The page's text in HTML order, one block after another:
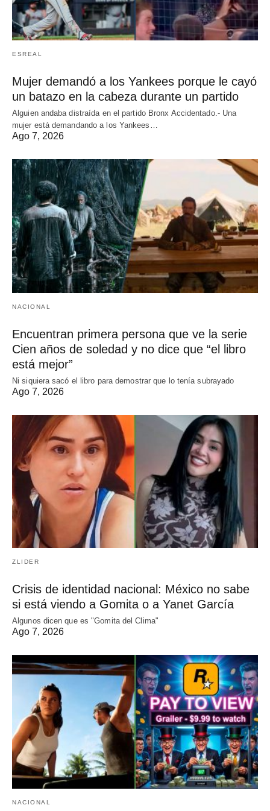
ESREAL
Mujer demandó a los Yankees porque le cayó
un batazo en la cabeza durante un partido
Alguien andaba distraída en el partido Bronx Accidentado.- Una
mujer está demandando a los Yankees…
Ago 7, 2026
NACIONAL
Encuentran primera persona que ve la serie
Cien años de soledad y no dice que “el libro
está mejor”
Ni siquiera sacó el libro para demostrar que lo tenía subrayado
Ago 7, 2026
ZLIDER
Crisis de identidad nacional: México no sabe
si está viendo a Gomita o a Yanet García
Algunos dicen que es "Gomita del Clima"
Ago 7, 2026
NACIONAL